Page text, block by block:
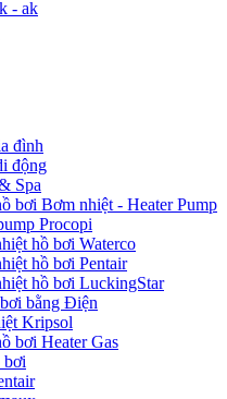
- ak
đình
động
Spa
bơi Bơm nhiệt - Heater Pump
Procopi
hồ bơi Waterco
hồ bơi Pentair
hồ bơi LuckingStar
bằng Điện
Kripsol
bơi Heater Gas
bơi